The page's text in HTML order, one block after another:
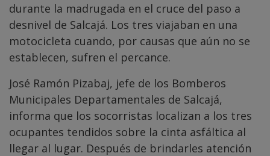
durante la madrugada en el cruce del paso a
desnivel de Salcajá. Los tres viajaban en una
motocicleta cuando, por causas que aún no se
establecen, sufren el percance.
José Ramón Pizabaj, jefe de los Bomberos
Municipales Departamentales de Salcajá,
informa que los socorristas localizan a los tres
ocupantes tendidos sobre la cinta asfáltica al
llegar al lugar. Después de brindarles atención